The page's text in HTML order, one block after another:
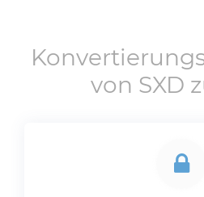
von SXD